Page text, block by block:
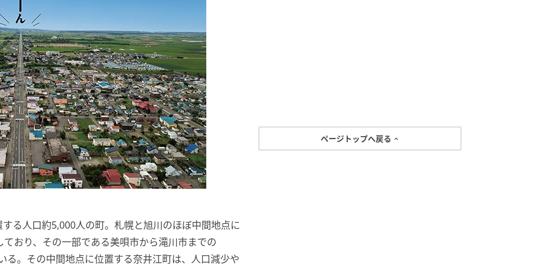
る人口約5,000人の町。札幌と旭川のほぼ中間地点に
おり、その一部である美唄市から滝川市までの
。その中間地点に位置する奈井江町は、人口減少や
ページトップへ戻る